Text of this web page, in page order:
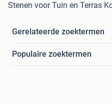
Stenen voor Tuin en Terras
Gerelateerde zoektermen
Populaire zoektermen